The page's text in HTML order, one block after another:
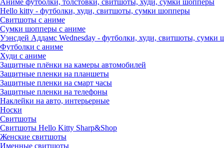
Аниме футболки, толстовки, свитшоты, худи, сумки шопперы
Hello kitty - футболки, худи, свитшоты, сумки шопперы
Свитшоты с аниме
Сумки шопперы с аниме
Уэнсдей Аддамс Wednesday - футболки, худи, свитшоты, сумки
Футболки с аниме
Худи с аниме
Защитные плёнки на камеры автомобилей
Защитные пленки на планшеты
Защитные пленки на смарт часы
Защитные пленки на телефоны
Наклейки на авто, интерьерные
Носки
Свитшоты
Cвитшоты Hello Kitty Sharp&Shop
Женские свитшоты
Именные свитшоты